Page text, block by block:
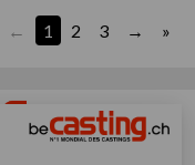
1 2 3 »